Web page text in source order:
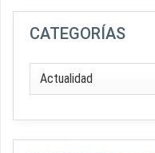
CATEGORÍAS